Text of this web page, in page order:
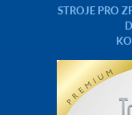
STROJE PRO